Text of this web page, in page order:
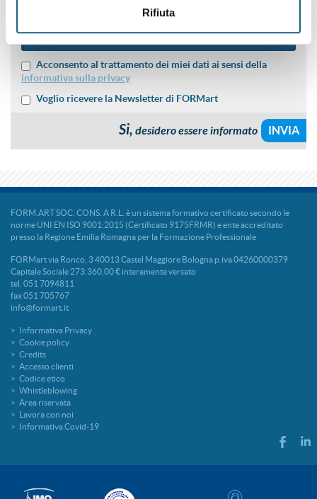
Rifiuta
Acconsento al trattamento dei miei dati ai sensi della
informativa sulla privacy
Voglio ricevere la Newsletter di FORMart
Si, desidero essere informato
FORM.ART SOC. CONS. A R.L. è un sistema formativo certificato secondo le
norme UNI EN ISO 9001:2015 (Certificato 9175FRMR) e ente accreditato
presso la Regione Emilia Romagna per la Formazione Professionale
FORMart via Ronco, 3 40013 Castel Maggiore Bologna p.iva 04260000379
Capitale Sociale 273.360,00 € interamente versato
tel. 051 7094811
fax 051 705767
info@formart.it
Informativa Privacy
Cookie policy
Credits
Accesso clienti
Codice etico
Whistleblowing
Area riservata
Lavora con noi
Informativa Covid-19